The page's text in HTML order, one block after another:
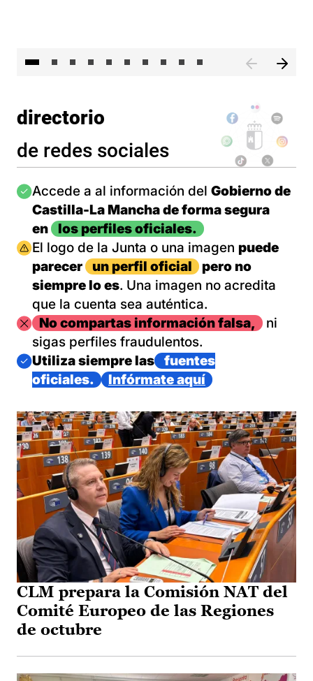
directorio
de redes sociales
Imagen
Accede a al información del Gobierno de
Castilla-La Mancha de forma segura
en
los perfiles oficiales.
Imagen
El logo de la Junta o una imagen puede
parecer
un perfil oficial
pero no
siempre lo es. Una imagen no acredita
que la cuenta sea auténtica.
ImagenNo compartas información falsa,
ni
sigas perfiles fraudulentos.
Imagen
Utiliza siempre las
fuentes
oficiales.
Infórmate aquí
CLM prepara la Comisión NAT del
Comité Europeo de las Regiones
de octubre